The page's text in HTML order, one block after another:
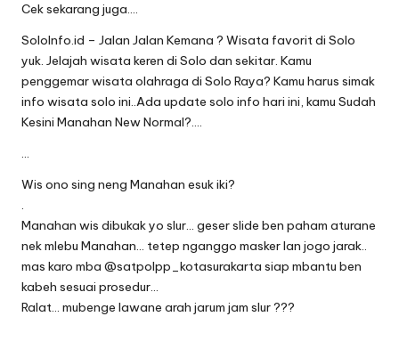
Cek sekarang juga….
SoloInfo.id – Jalan Jalan Kemana ? Wisata favorit di Solo
yuk. Jelajah wisata keren di Solo dan sekitar. Kamu
penggemar wisata olahraga di Solo Raya? Kamu harus simak
info wisata solo ini..Ada update solo info hari ini, kamu Sudah
Kesini Manahan New Normal?….
…
Wis ono sing neng Manahan esuk iki?
.
Manahan wis dibukak yo slur… geser slide ben paham aturane
nek mlebu Manahan… tetep nganggo masker lan jogo jarak..
mas karo mba @satpolpp_kotasurakarta siap mbantu ben
kabeh sesuai prosedur…
Ralat… mubenge lawane arah jarum jam slur ???